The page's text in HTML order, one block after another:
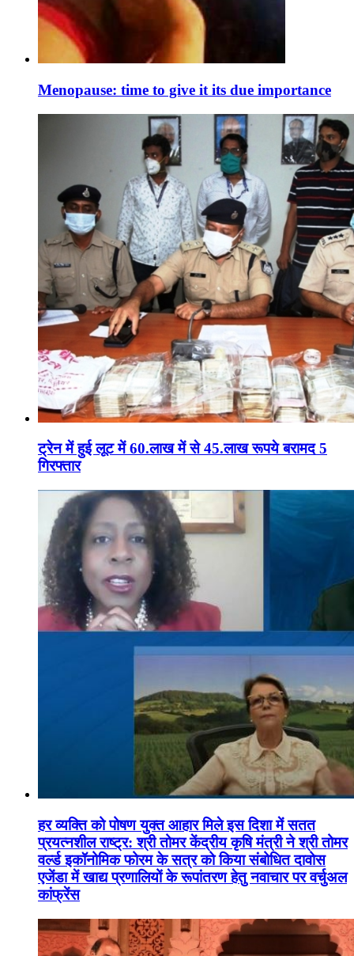
Menopause: time to give it its due importance
ट्रेन में हुई लूट में 60.लाख में से 45.लाख रूपये बरामद 5
गिरफ्तार
हर व्यक्ति को पोषण युक्त आहार मिले इस दिशा में सतत
प्रयत्नशील राष्ट्र: श्री तोमर केंद्रीय कृषि मंत्री ने श्री तोमर
वर्ल्ड इकॉनोमिक फोरम के सत्र को किया संबोधित दावोस
एजेंडा में खाद्य प्रणालियों के रूपांतरण हेतु नवाचार पर वर्चुअल
कांफ्रेंस